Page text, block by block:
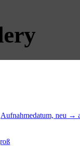
Aufnahmedatum, neu →